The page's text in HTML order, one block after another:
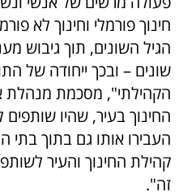
חינוך פורמלי וחינוך לא
הגיל השונים, תוך גיבוש
שונים – ובכך ייחודה של
הקהילתי", מסכמת מנהלת
החינוך בעיר, שהיו שותפים
העבירו אותו גם בתוך בתי
קהילת החינוך והעיר
זה".